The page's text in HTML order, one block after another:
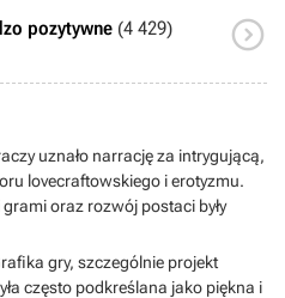
pozytywne (4 429) 
uznało narrację za intrygującą,
lovecraftowskiego i erotyzmu.
oraz rozwój postaci były
gry, szczególnie projekt
często podkreślana jako piękna i